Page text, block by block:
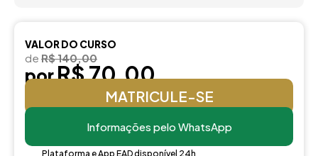
VALOR DO CURSO
de R$ 140,00
porR$ 70,00
MATRICULE-SE
Informações pelo WhatsApp
Plataforma e App EAD disponível 24h